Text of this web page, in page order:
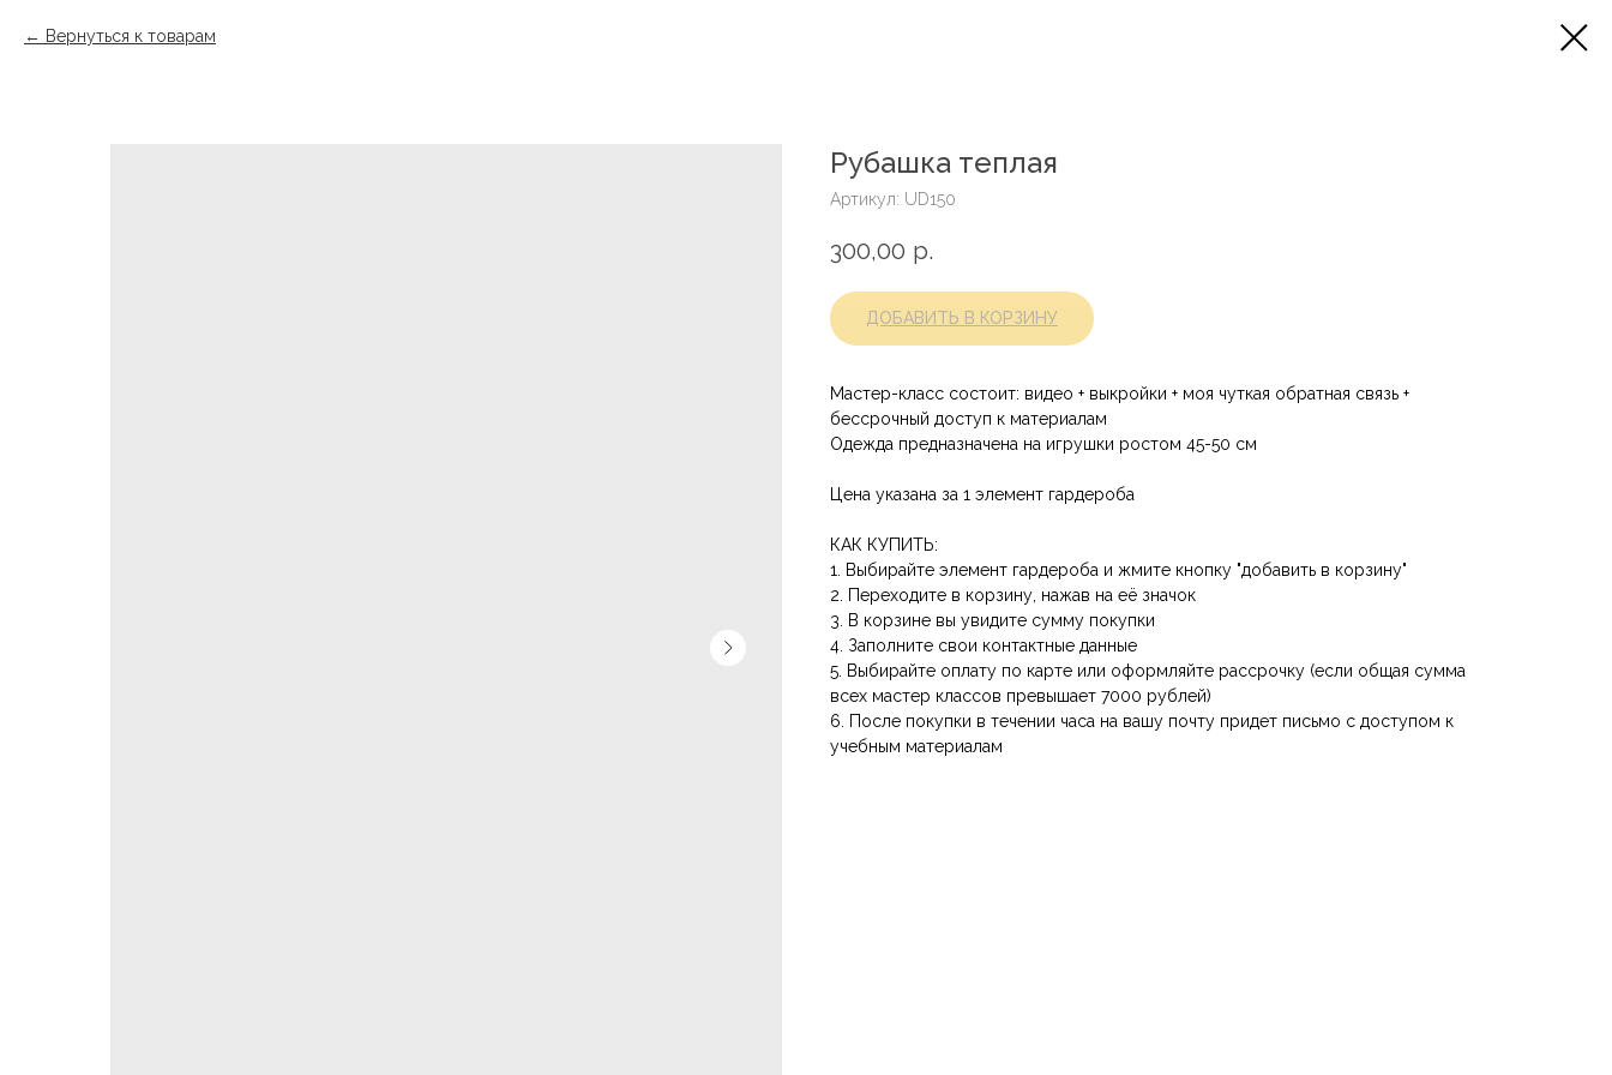
Вернуться к товарам
Рубашка теплая
Артикул: UD150
300,00 р.
ДОБАВИТЬ В КОРЗИНУ
Мастер-класс состоит: видео + выкройки + моя чуткая обратная связь +
бессрочный доступ к материалам
Одежда предназначена на игрушки ростом 45-50 см
Цена указана за 1 элемент гардероба
КАК КУПИТЬ:
1. Выбирайте элемент гардероба и жмите кнопку "добавить в корзину"
2. Переходите в корзину, нажав на её значок
3. В корзине вы увидите сумму покупки
4. Заполните свои контактные данные
5. Выбирайте оплату по карте или оформляйте рассрочку (если общая сумма
всех мастер классов превышает 7000 рублей)
6. После покупки в течении часа на вашу почту придет письмо с доступом к
учебным материалам